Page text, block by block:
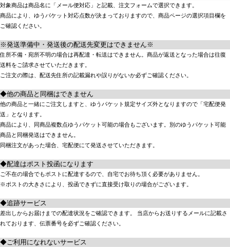
対象商品は商品名に「メール便対応」と記載、注文フォームで選択できます。
商品により、ゆうパケット対応点数が決まっておりますので、商品ページの選択項目欄を
ご確認ください。
※発送準備中・発送後の配送先変更はできません※
住所不備・宛所不明の場合は再配達・転送はできません。商品が返送となった場合は往復
送料をご請求させていただきます。
ご注文の際は、配送先住所の記載漏れや誤りがないか必ずご確認ください。
◆他の商品と同梱はできません
他の商品と一緒にご注文しますと、ゆうパケット規定サイズ外となりますので「宅配便発
送」となります。
商品により、同商品複数点ゆうパケット可能の場合もございます。別のゆうパケット可能
商品と同梱発送はできません。
同梱注文があった場合、宅配便にて発送させていただきます。
◆配達はポスト投函になります
ご不在の場合でもポストに配達するので、自宅でお待ち頂く必要がありません。
※ポストの大きさにより、投函できずに直接受け取りの場合がございます。
◆追跡サービス
差出しからお届けまでの配達状況をご確認できます。 当店からお送りするメールに記載さ
れております、伝票番号を必ずご確認ください。
◆ご利用になれないサービス